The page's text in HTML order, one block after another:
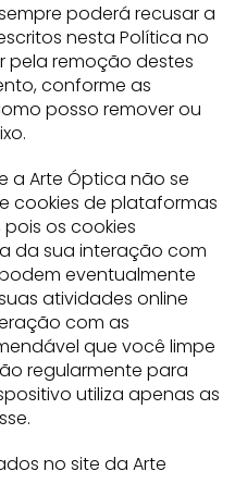
poderá recusar a
nesta Política no
pela remoção destes
conforme as
posso remover ou
a Arte Óptica não se
cookies de plataformas
os cookies
da sua interação com
eventualmente
atividades online
com as
que você limpe
regularmente para
utiliza apenas as
no site da Arte